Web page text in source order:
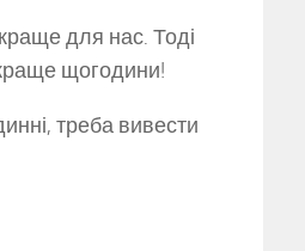
для нас. Тоді
щогодини!
треба вивести